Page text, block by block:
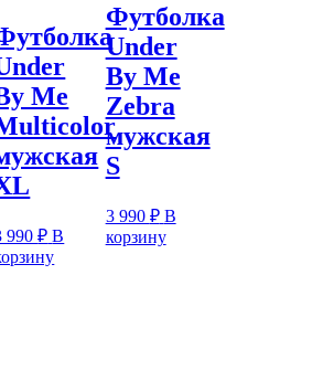
Me
990₽ В
Футболка
Under
By Me
Zebra
мужская
S
3 990 ₽ В
корзину